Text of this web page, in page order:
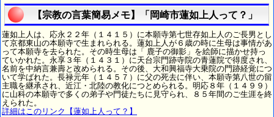
【宗教の言葉簡易メモ】「岡崎市蓮如上人って？」
蓮如上人は、応永２２年（１４１５）に本願寺第七世存如上人のご長男とし
て京都東山の本願寺で生まれられる。蓮如上人が６歳の時に生母は事情があ
って本願寺を去られた。その時生母は「 鹿子の御影」を絵師に描かせ持っ
ていかれた。永享３年（１４３１）に天台宗門跡寺院の青蓮院で得度され、
名前を中納言兼壽と改められる。その後、大和興福寺大乗院の門跡経覚につ
いて学ばれた。長禄元年（１４５７）に父の死去に伴い、本願寺第八世の留
主職を継承され、近江・北陸の教化につとめられる。明応８年（１４９９）
に山科の本願寺で多くの弟子や門徒たちに見守られ、８５年間のご生涯を終
えられた。
詳細はこのリンク【蓮如上人って？】